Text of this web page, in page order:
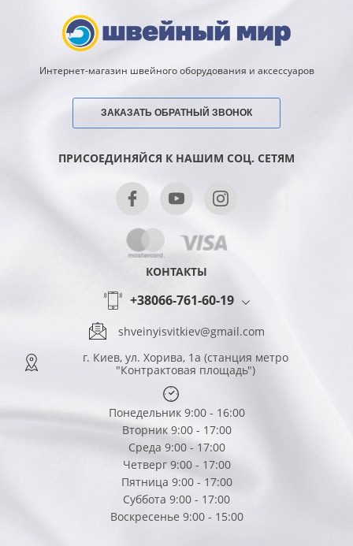
Интернет-магазин швейного оборудования и аксессуаров
ЗАКАЗАТЬ ОБРАТНЫЙ ЗВОНОК
ПРИСОЕДИНЯЙСЯ К НАШИМ СОЦ. СЕТЯМ
КОНТАКТЫ
+38066-761-60-19
shveinyisvitkiev@gmail.com
г. Киев, ул. Хорива, 1а (станция метро
"Контрактовая площадь")
Понедельник 9:00 - 16:00
Вторник 9:00 - 17:00
Среда 9:00 - 17:00
Четверг 9:00 - 17:00
Пятница 9:00 - 17:00
Суббота 9:00 - 17:00
Воскресенье 9:00 - 15:00